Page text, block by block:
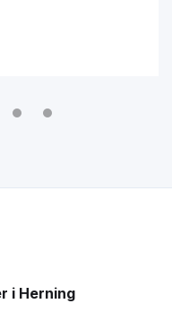
i Herning